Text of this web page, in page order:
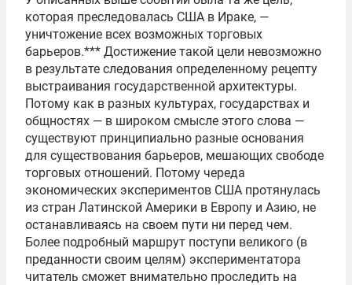
которая преследовалась США в Ираке, —
уничтожение всех возможных торговых
барьеров.*** Достижение такой цели невозможно
в результате следования определенному рецепту
выстраивания государственной архитектуры.
Потому как в разных культурах, государствах и
общностях — в широком смысле этого слова —
существуют принципиально разные основания
для существования барьеров, мешающих свободе
торговых отношений. Потому череда
экономических экспериментов США протянулась
из стран Латинской Америки в Европу и Азию, не
останавливаясь на своем пути ни перед чем.
Более подробный маршрут поступи великого (в
преданности своим целям) экспериментатора
читатель сможет внимательно проследить на